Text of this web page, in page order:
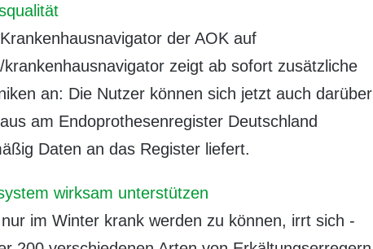
der AOK auf
krankenhausnavigator zeigt ab sofort zusätzliche
an: Die Nutzer können sich jetzt auch darüber
am Endoprothesenregister Deutschland
Daten an das Register liefert.
wirksam unterstützen
im Winter krank werden zu können, irrt sich -